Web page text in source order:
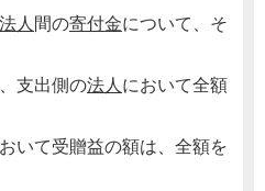
人間の寄付金について、そ
支出側の法人において全額
いて受贈益の額は、全額を